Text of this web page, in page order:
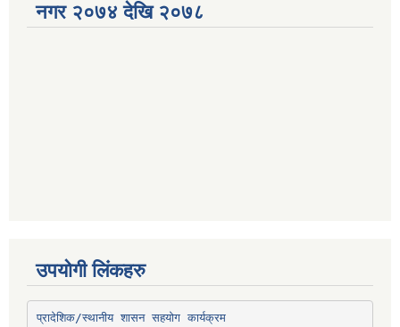
नगर २०७४ देखि २०७८
उपयोगी लिंकहरु
प्रादेशिक/स्थानीय शासन सहयोग कार्यक्रम